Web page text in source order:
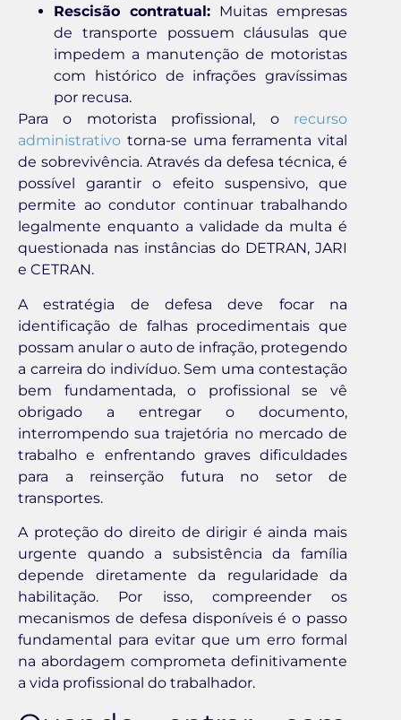
Rescisão contratual: Muitas empresas
de transporte possuem cláusulas que
impedem a manutenção de motoristas
com histórico de infrações gravíssimas
por recusa.
Para o motorista profissional, o recurso
administrativo torna-se uma ferramenta vital
de sobrevivência. Através da defesa técnica, é
possível garantir o efeito suspensivo, que
permite ao condutor continuar trabalhando
legalmente enquanto a validade da multa é
questionada nas instâncias do DETRAN, JARI
e CETRAN.
A estratégia de defesa deve focar na
identificação de falhas procedimentais que
possam anular o auto de infração, protegendo
a carreira do indivíduo. Sem uma contestação
bem fundamentada, o profissional se vê
obrigado a entregar o documento,
interrompendo sua trajetória no mercado de
trabalho e enfrentando graves dificuldades
para a reinserção futura no setor de
transportes.
A proteção do direito de dirigir é ainda mais
urgente quando a subsistência da família
depende diretamente da regularidade da
habilitação. Por isso, compreender os
mecanismos de defesa disponíveis é o passo
fundamental para evitar que um erro formal
na abordagem comprometa definitivamente
a vida profissional do trabalhador.